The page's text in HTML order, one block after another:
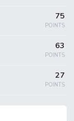
75
POINTS
63
POINTS
27
POINTS